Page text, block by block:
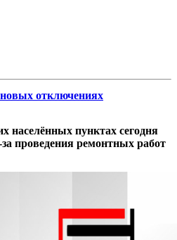
отключениях
населённых пунктах сегодня
за проведения ремонтных работ